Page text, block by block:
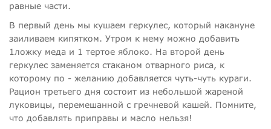
равные части.
В первый день мы кушаем геркулес, который накануне
заиливаем кипятком. Утром к нему можно добавить
1ложку меда и 1 тертое яблоко. На второй день
геркулес заменяется стаканом отварного риса, к
которому по - желанию добавляется чуть-чуть кураги.
Рацион третьего дня состоит из небольшой жареной
луковицы, перемешанной с гречневой кашей. Помните,
что добавлять приправы и масло нельзя!